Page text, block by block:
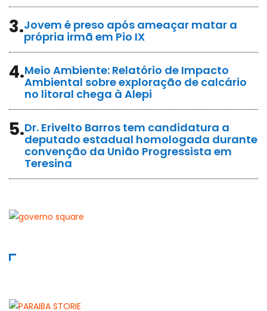
3.Jovem é preso após ameaçar matar a
própria irmã em Pio IX
4.Meio Ambiente: Relatório de Impacto
Ambiental sobre exploração de calcário
no litoral chega à Alepi
5.Dr. Erivelto Barros tem candidatura a
deputado estadual homologada durante
convenção da União Progressista em
Teresina